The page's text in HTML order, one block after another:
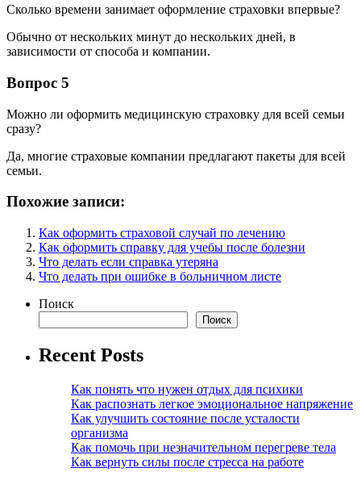
Сколько времени занимает оформление страховки впервые?
Обычно от нескольких минут до нескольких дней, в
зависимости от способа и компании.
Вопрос 5
Можно ли оформить медицинскую страховку для всей семьи
сразу?
Да, многие страховые компании предлагают пакеты для всей
семьи.
Похожие записи:
Как оформить страховой случай по лечению
Как оформить справку для учебы после болезни
Что делать если справка утеряна
Что делать при ошибке в больничном листе
Поиск
Поиск
Recent Posts
Как понять что нужен отдых для психики
Как распознать легкое эмоциональное напряжение
Как улучшить состояние после усталости
организма
Как помочь при незначительном перегреве тела
Как вернуть силы после стресса на работе